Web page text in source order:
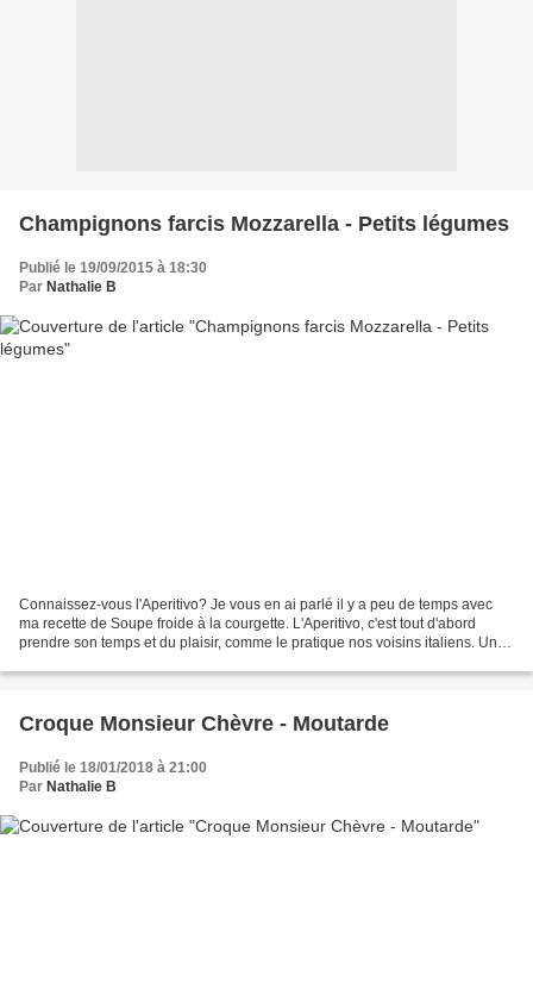
Champignons farcis Mozzarella - Petits légumes
Publié le 19/09/2015 à 18:30
Par Nathalie B
Connaissez-vous l'Aperitivo? Je vous en ai parlé il y a peu de temps avec
ma recette de Soupe froide à la courgette. L'Aperitivo, c'est tout d'abord
prendre son temps et du plaisir, comme le pratique nos voisins italiens. Une
Croque Monsieur Chèvre - Moutarde
Publié le 18/01/2018 à 21:00
Par Nathalie B